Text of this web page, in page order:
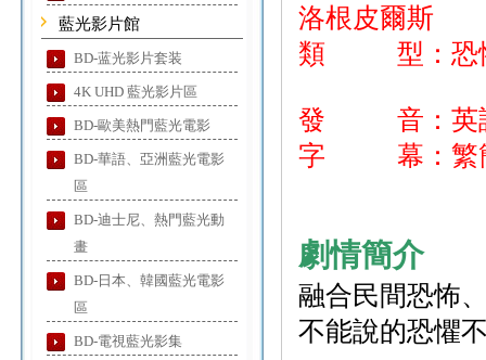
藍光影片館
BD-蓝光影片套装
4K UHD 藍光影片區
BD-歐美熱門藍光電影
BD-華語、亞洲藍光電影
區
BD-迪士尼、熱門藍光動
畫
BD-日本、韓國藍光電影
區
BD-電視藍光影集
洛根皮爾斯
類 型：恐
發 音：英
字 幕：繁簡
劇情簡介
融合民間恐怖
不能說的恐懼